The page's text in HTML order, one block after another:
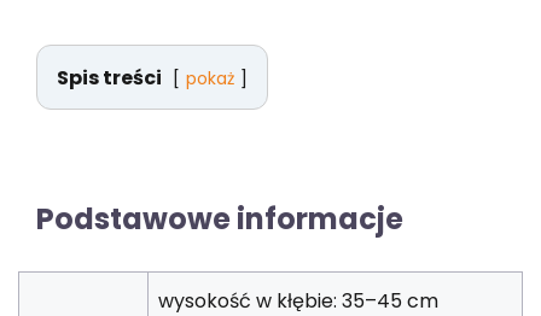
Spis treści pokaż
Podstawowe informacje
wysokość w kłębie: 35–45 cm